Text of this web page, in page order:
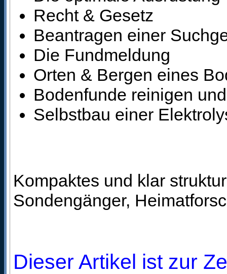
Recht & Gesetz
Beantragen einer
Die Fundmeldung
Orten & Bergen eines
Bodenfunde reinigen
Selbstbau einer
Kompaktes und klar
Sondengänger,
Dieser Artikel ist zur